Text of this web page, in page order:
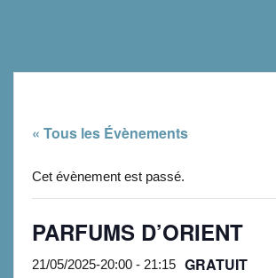
« Tous les Évènements
Cet évènement est passé.
PARFUMS D’ORIENT
21/05/2025-20:00 - 21:15 GRATUIT